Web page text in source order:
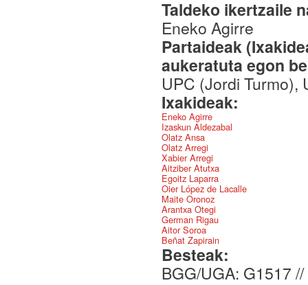
Taldeko ikertzaile
Eneko Agirre
Partaideak
aukeratuta egon
UPC (Jordi Turmo),
Ixakideak:
Eneko Agirre
Izaskun Aldezabal
Olatz Ansa
Olatz Arregi
Xabier Arregi
Aitziber Atutxa
Egoitz Laparra
Oier López de Lacalle
Maite Oronoz
Arantxa Otegi
German Rigau
Aitor Soroa
Beñat Zapirain
Besteak:
BGG/UGA: G1517